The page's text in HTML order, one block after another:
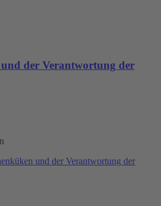
der Verantwortung der
und der Verantwortung der